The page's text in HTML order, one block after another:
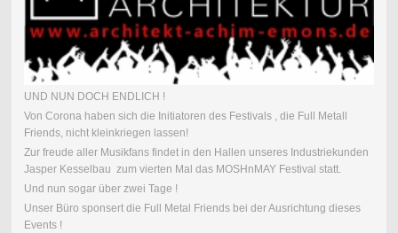
UND NUN DOCH ENDLICH !
Von Corona haben sich die Initiatoren des Festivals , die Full Metall
Friends, nicht kleinkriegen lassen!
Zur freude aller Musikfans findet in den Hallen unseres Industriekunden
Jasper Kesselbau zum vierten Mal das MOSHnMAY Festival statt.
Und nun sogar über zwei Tage !
Unser Büro sponsert die Full Metal Friends bei der Ausrichtung dieses
Events !